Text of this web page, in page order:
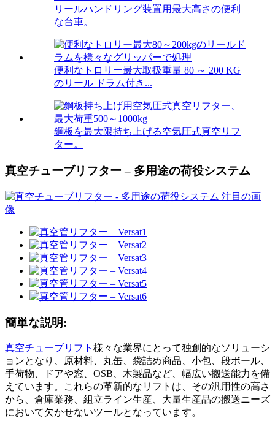
リールハンドリング装置用最大高さの便利
な台車。
便利なトロリー最大取扱重量 80 ～ 200 KG
のリール ドラム付き...
鋼板を最大限持ち上げる空気圧式真空リフ
ター。
真空チューブリフター – 多用途の荷役システム
簡単な説明:
真空チューブリフト 様々な業界にとって独創的なソリューシ
ョンとなり、原材料、丸缶、袋詰め商品、小包、段ボール、
手荷物、ドアや窓、OSB、木製品など、幅広い搬送能力を備
えています。これらの革新的なリフトは、その汎用性の高さ
から、倉庫業務、組立ライン生産、大量生産品の搬送ニーズ
において欠かせないツールとなっています。